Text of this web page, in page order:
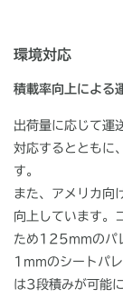
環境対応
積載率向上による
出荷量に応じて運
対応するとともに
す。
また、アメリカ向
向上しています。
ため125mmのパ
1mmのシートパ
は3段積みが可能